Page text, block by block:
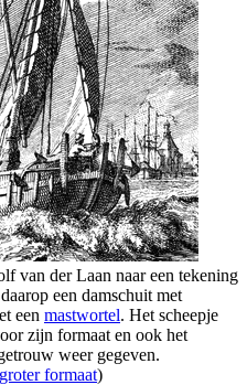
van der Laan naar een tekening
een damschuit met
een mastwortel. Het scheepje
zijn formaat en ook het
weer gegeven.
groter formaat)